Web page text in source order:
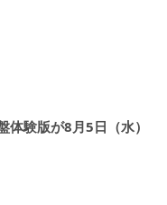
体験版が8月5日（水）